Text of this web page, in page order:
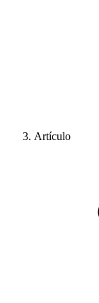
Artículo